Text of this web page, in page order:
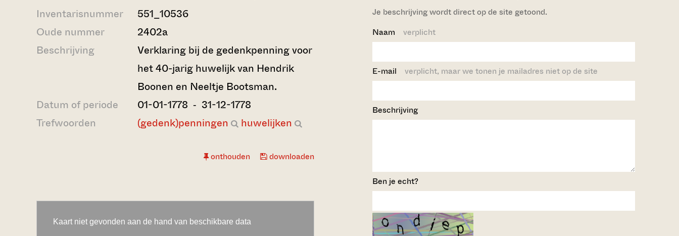
Inventarisnummer
551_10536
Oude nummer
2402a
Beschrijving
Verklaring bij de gedenkpenning voor
het 40-jarig huwelijk van Hendrik
Boonen en Neeltje Bootsman.
Datum of periode
01-01-1778 ‐ 31-12-1778
Trefwoorden
(gedenk)penningen huwelijken
onthouden downloaden
Je beschrijving wordt direct op de site getoond.
Naam verplicht
E-mail verplicht, maar we tonen je mailadres niet op de site
Beschrijving
Ben je echt?